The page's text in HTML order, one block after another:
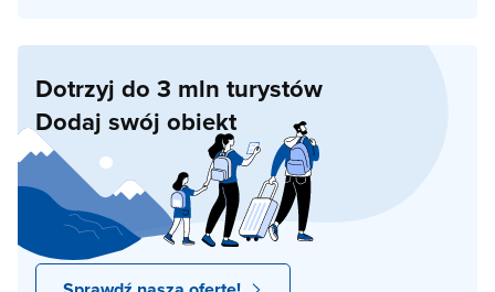
Dotrzyj do 3 mln turystów
Dodaj swój obiekt